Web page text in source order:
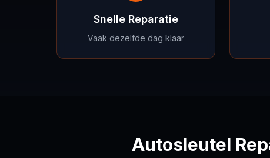
Snelle Reparatie
Vaak dezelfde dag klaar
Autosleutel